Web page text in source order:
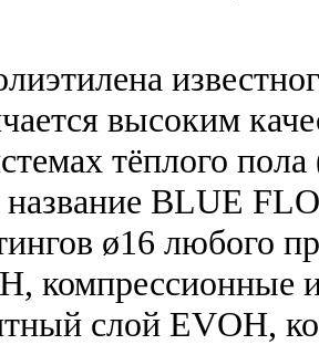
высоким
тёплого
BLUE
ø16 любого
компрессионные
слой EVOH,